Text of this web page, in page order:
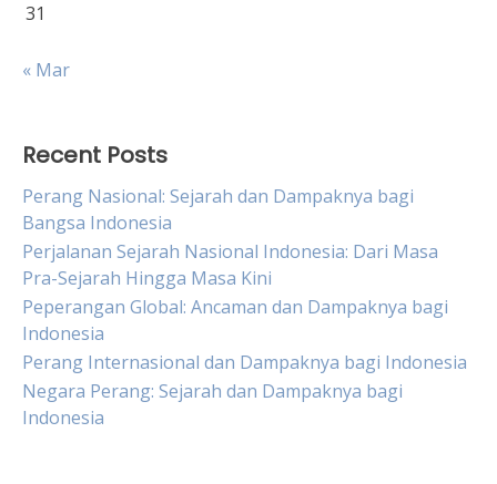
31
« Mar
Recent Posts
Perang Nasional: Sejarah dan Dampaknya bagi
Bangsa Indonesia
Perjalanan Sejarah Nasional Indonesia: Dari Masa
Pra-Sejarah Hingga Masa Kini
Peperangan Global: Ancaman dan Dampaknya bagi
Indonesia
Perang Internasional dan Dampaknya bagi Indonesia
Negara Perang: Sejarah dan Dampaknya bagi
Indonesia